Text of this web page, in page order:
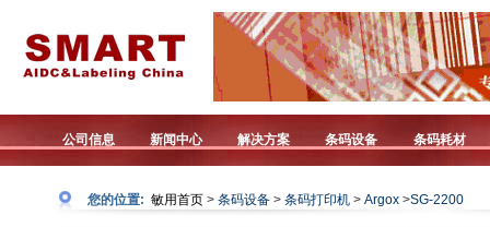
公司信息 新闻中心 解决方案 条码设备 条码耗材
您的位置: 敏用首页 > 条码设备 > 条码打印机 > Argox >SG-2200